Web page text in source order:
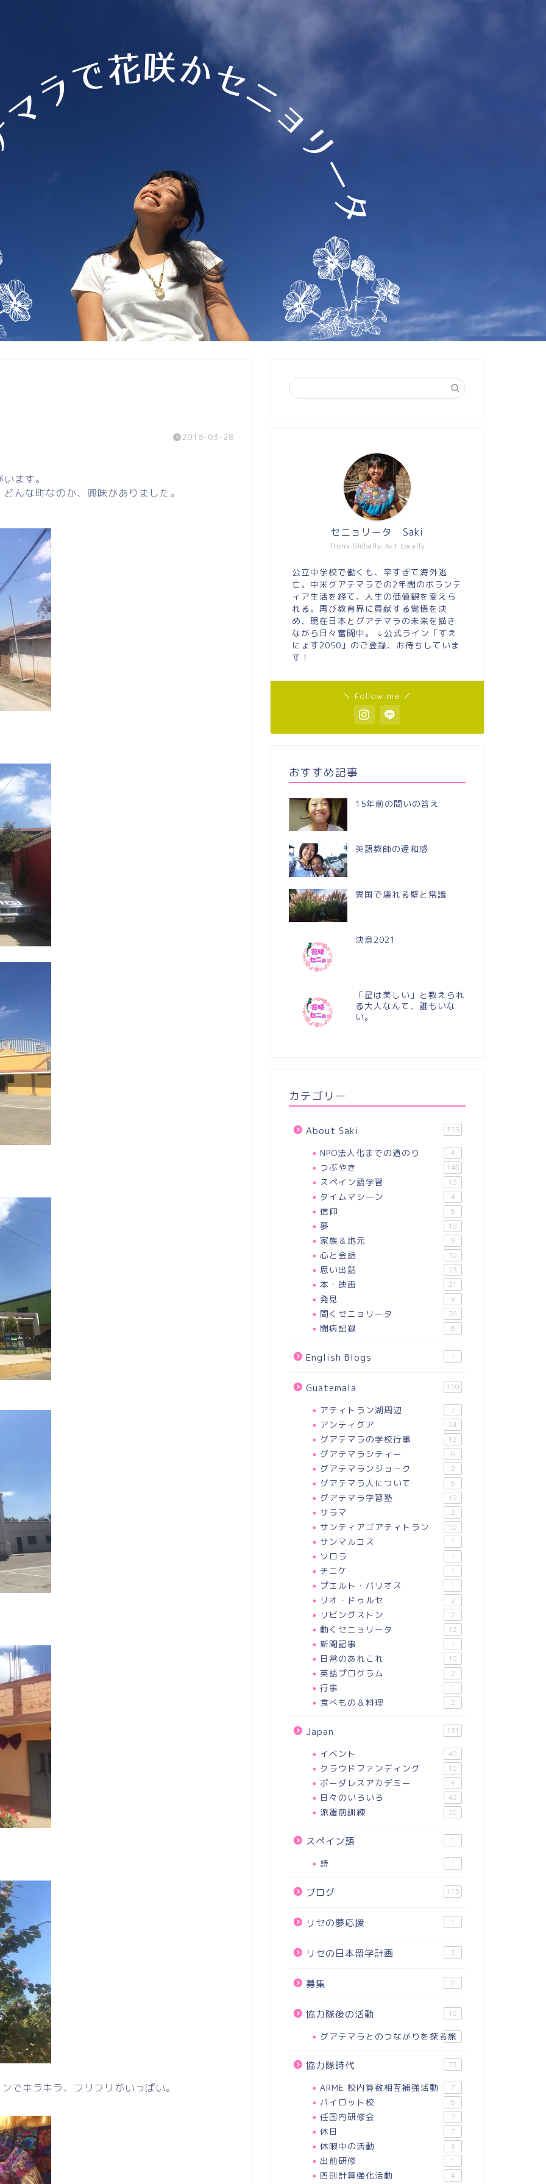
2018-03-28
ます。
んな町なのか、興味がありました。
でキラキラ、フリフリがいっぱい。
Think Globally, Act Locally
セニョリータ Saki
公立中学校で働くも、辛すぎて海外逃
亡。中米グアテマラでの2年間のボランテ
ィア生活を経て、人生の価値観を変えら
れる。再び教育界に貢献する覚悟を決
め、現在日本とグアテマラの未来を描き
ながら日々奮闘中。 ↓公式ライン「すえ
にょす2050」のご登録、お待ちしていま
す！
＼ Follow me ／
おすすめ記事
15年前の問いの答え
英語教師の違和感
異国で壊れる壁と常識
決意2021
「星は美しい」と教えられ
る大人なんて、誰もいな
い。
カテゴリー
About Saki 353
NPO法人化までの道のり 4
つぶやき 148
スペイン語学習 13
タイムマシーン 4
信仰 6
夢 18
家族＆地元 9
心と会話 70
思い出話 23
本・映画 21
発見 9
聞くセニョリータ 26
闘病記録 6
English Blogs 1
Guatemala 159
アティトラン湖周辺 7
アンティグア 24
グアテマラの学校行事 12
グアテマラシティー 6
グアテマランジョーク 2
グアテマラ人について 6
グアテマラ学習塾 12
サラマ 2
サンティアゴアティトラン 50
サンマルコス 1
ソロラ 1
チニケ 1
プエルト・バリオス 1
リオ・ドゥルセ 2
リビングストン 2
動くセニョリータ 13
新聞記事 1
日常のあれこれ 10
英語プログラム 2
行事 1
食べもの＆料理 2
Japan 131
イベント 40
クラウドファンディング 10
ボーダレスアカデミー 4
日々のいろいろ 42
派遣前訓練 38
スペイン語 1
詩 1
ブログ 115
リセの夢応援 1
リセの日本留学計画 3
募集 8
協力隊後の活動 18
グアテマラとのつながりを探る旅
18
協力隊時代 73
ARME 校内算数相互補強活動 7
パイロット校 6
任国内研修会 7
休日 7
休暇中の活動 4
出前研修 1
四則計算強化活動 4